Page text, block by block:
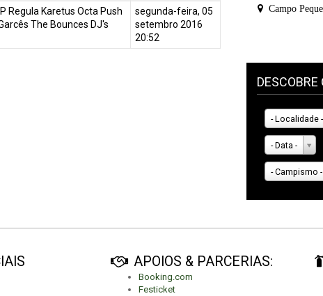
Regula Karetus Octa Push
The Bounces DJ's
segunda-feira, 05
setembro 2016
20:52
Campo
DESCOBRE
- Localidade -
- Data -
- Campismo -
APOIOS & PARCERIAS:
Booking.com
Festicket